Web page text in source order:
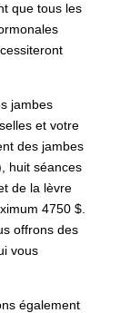
que tous les
jambes
et votre
des jambes
huit séances
de la lèvre
4750 $.
offrons des
vous
également